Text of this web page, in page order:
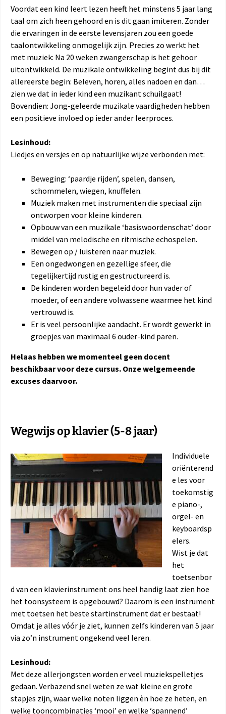
Voordat een kind leert lezen heeft het minstens 5 jaar lang
taal om zich heen gehoord en is dit gaan imiteren. Zonder
die ervaringen in de eerste levensjaren zou een goede
taalontwikkeling onmogelijk zijn. Precies zo werkt het
met muziek: Na 20 weken zwangerschap is het gehoor
uitontwikkeld. De muzikale ontwikkeling begint dus bij dit
allereerste begin: Beleven, horen, alles nadoen en dan…
zien we dat in ieder kind een muzikant schuilgaat!
Bovendien: Jong-geleerde muzikale vaardigheden hebben
een positieve invloed op ieder ander leerproces.
Lesinhoud:
Liedjes en versjes en op natuurlijke wijze verbonden met:
Beweging: ‘paardje rijden’, spelen, dansen,
schommelen, wiegen, knuffelen.
Muziek maken met instrumenten die speciaal zijn
ontworpen voor kleine kinderen.
Opbouw van een muzikale ‘basiswoordenschat’ door
middel van melodische en ritmische echospelen.
Bewegen op / luisteren naar muziek.
Een ongedwongen en gezellige sfeer, die
tegelijkertijd rustig en gestructureerd is.
De kinderen worden begeleid door hun vader of
moeder, of een andere volwassene waarmee het kind
vertrouwd is.
Er is veel persoonlijke aandacht. Er wordt gewerkt in
groepjes van maximaal 6 ouder-kind paren.
Helaas hebben we momenteel geen docent
beschikbaar voor deze cursus. Onze welgemeende
excuses daarvoor.
Wegwijs op klavier (5-8 jaar)
Individuele
oriënterend
e les voor
toekomstig
e piano-,
orgel- en
keyboardsp
elers.
Wist je dat
het
toetsenbor
d van een klavierinstrument ons heel handig laat zien hoe
het toonsysteem is opgebouwd? Daarom is een instrument
met toetsen het beste startinstrument dat er bestaat!
Omdat je alles vóór je ziet, kunnen zelfs kinderen van 5 jaar
via zo’n instrument ongekend veel leren.
Lesinhoud:
Met deze allerjongsten worden er veel muziekspelletjes
gedaan. Verbazend snel weten ze wat kleine en grote
stapjes zijn, waar welke noten liggen èn hoe ze heten, en
welke tooncombinaties ‘mooi’ en welke ‘spannend’